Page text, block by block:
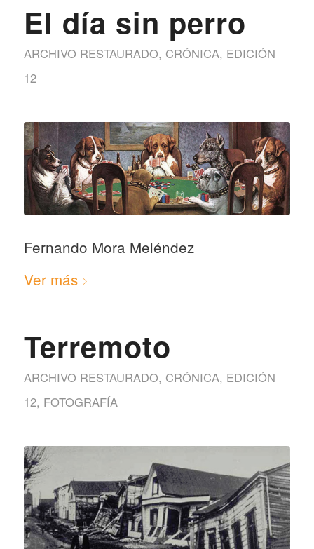
El día sin perro
ARCHIVO RESTAURADO, CRÓNICA, EDICIÓN
12
Fernando Mora Meléndez
Ver más
Terremoto
ARCHIVO RESTAURADO, CRÓNICA, EDICIÓN
12, FOTOGRAFÍA